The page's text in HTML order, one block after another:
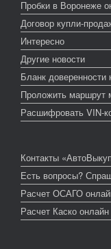
Пробки в Воронеже
Договор купли-
Интересно
Другие новости
Бланк доверенности
Проложить маршрут
Расшифровать VIN-
Контакты
Есть вопросы?
Расчет ОСАГО
Расчет Каско онлайн